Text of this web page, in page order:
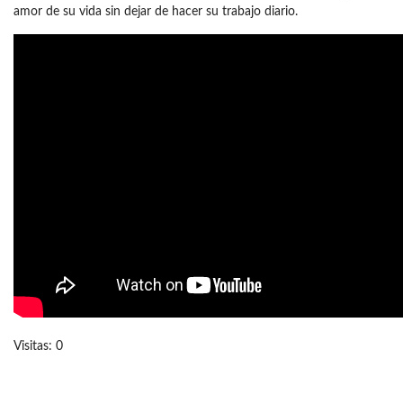
amor de su vida sin dejar de hacer su trabajo diario.
Visitas: 0